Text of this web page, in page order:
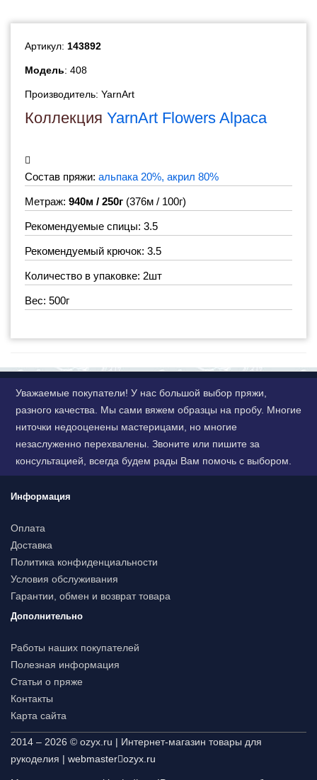
Артикул: 143892
Модель: 408
Производитель: YarnArt
Коллекция YarnArt Flowers Alpaca
Состав пряжи: альпака 20%, акрил 80%
Метраж: 940м / 250г (376м / 100г)
Рекомендуемые спицы: 3.5
Рекомендуемый крючок: 3.5
Количество в упаковке: 2шт
Вес: 500г
Уважаемые покупатели! У нас большой выбор пряжи,
разного качества. Мы сами вяжем образцы на пробу. Многие
ниточки недооценены мастерицами, но многие
незаслуженно перехвалены. Звоните или пишите за
консультацией, всегда будем рады Вам помочь с выбором.
Информация
Оплата
Доставка
Политика конфиденциальности
Условия обслуживания
Гарантии, обмен и возврат товара
Дополнительно
Работы наших покупателей
Полезная информация
Статьи о пряже
Контакты
Карта сайта
2014 – 2026 © ozyx.ru | Интернет-магазин товары для
рукоделия | webmaster ozyx.ru